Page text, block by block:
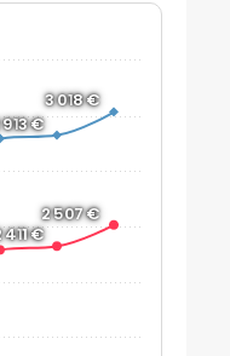
411 €
2 507 €
913 €
3 018 €